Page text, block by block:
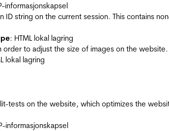
informasjonskapsel
ID string on the current session. This contains
: HTML lokal lagring
order to adjust the size of images on the website.
lokal lagring
tests on the website, which optimizes the
informasjonskapsel